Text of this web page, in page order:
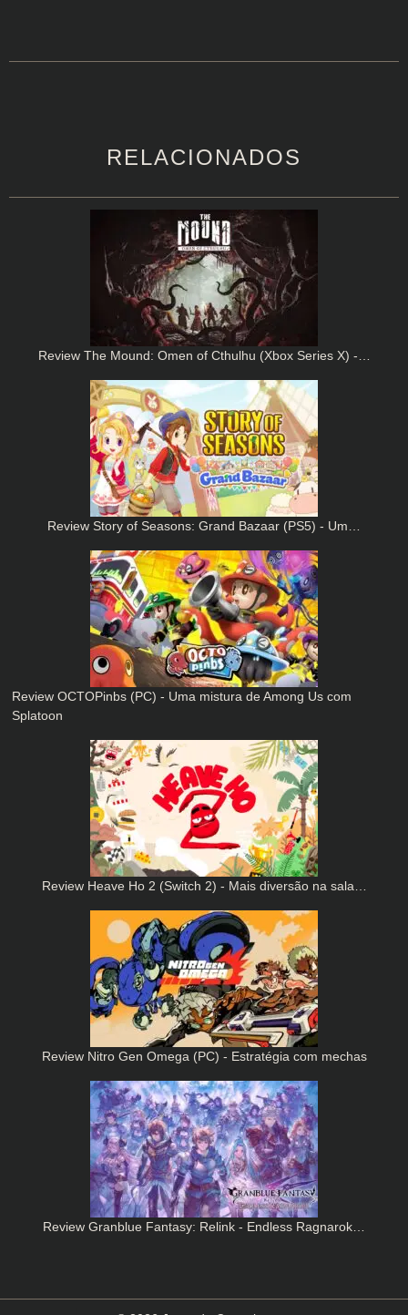
RELACIONADOS
Review The Mound: Omen of Cthulhu (Xbox Series X) -…
Review Story of Seasons: Grand Bazaar (PS5) - Um…
Review OCTOPinbs (PC) - Uma mistura de Among Us com
Splatoon
Review Heave Ho 2 (Switch 2) - Mais diversão na sala…
Review Nitro Gen Omega (PC) - Estratégia com mechas
Review Granblue Fantasy: Relink - Endless Ragnarok…